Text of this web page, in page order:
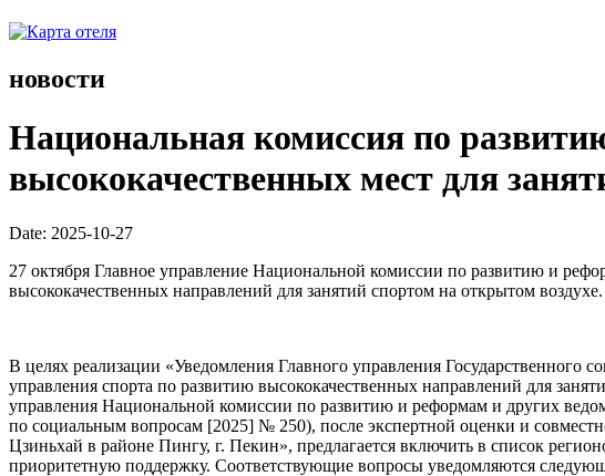
новости
Национальная комиссия по
высококачественных мест для
Date: 2025-10-27
27 октября Главное управление Национальной комиссии по развитию и
высококачественных направлений для занятий спортом на открытом воздухе.
В целях реализации «Уведомления Главного управления
управления спорта по развитию высококачественных направлений для
управления Национальной комиссии по развитию и реформам и других
по социальным вопросам [2025] № 250), после экспертной оценки и
Цзиньхай в районе Пингу, г. Пекин», предлагается включить в список
приоритетную поддержку. Соответствующие вопросы уведомляются